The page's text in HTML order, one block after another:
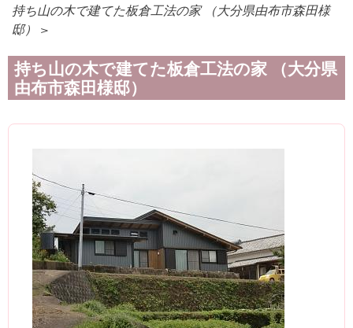
持ち山の木で建てた板倉工法の家 （大分県由布市森田様
邸） >
持ち山の木で建てた板倉工法の家 （大分県
由布市森田様邸）